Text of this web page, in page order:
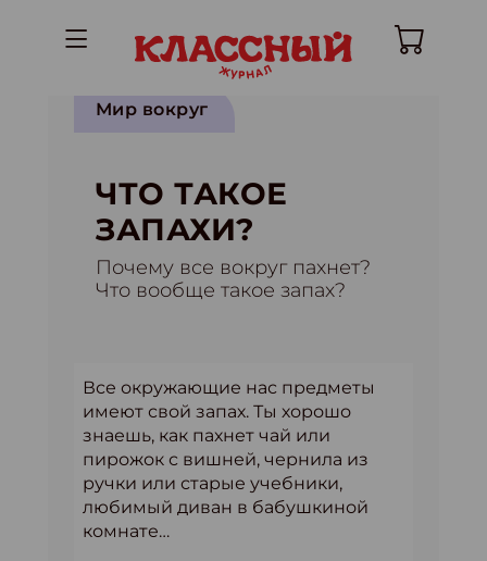
Мир вокруг
ЧТО ТАКОЕ
ЗАПАХИ?
Почему все вокруг пахнет?
Что вообще такое запах?
Все окружающие нас предметы
имеют свой запах. Ты хорошо
знаешь, как пахнет чай или
пирожок с вишней, чернила из
ручки или старые учебники,
любимый диван в бабушкиной
комнате…